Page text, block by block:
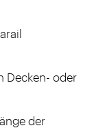
Decken- oder
der